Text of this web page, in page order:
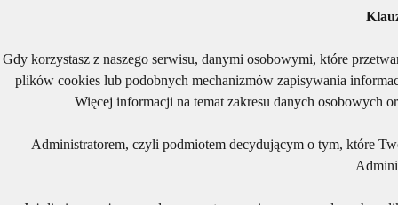
Gdy korzystasz z naszego serwisu, danymi osobowymi, które
plików cookies lub podobnych mechanizmów zapisywania
Więcej informacji na temat zakresu danych osobowych
Administratorem, czyli podmiotem decydującym o tym, które